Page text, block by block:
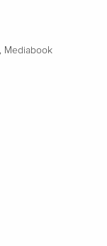
, Mediabook